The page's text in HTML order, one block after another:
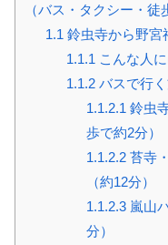
（バス・タクシー・徒
1.1 鈴虫寺から野宮
1.1.1 こんな人
1.1.2バスで行
1.1.2.1 鈴虫
歩で約2分）
1.1.2.2 苔寺
（約12分）
1.1.2.3 嵐山
分）